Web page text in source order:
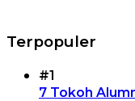
Terpopuler
#1
7 Tokoh